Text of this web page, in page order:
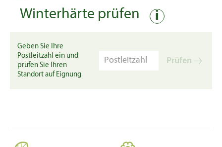
Winterhärte prüfen i
Geben Sie Ihre
Postleitzahl ein und
prüfen Sie Ihren
Standort auf Eignung
Prüfen